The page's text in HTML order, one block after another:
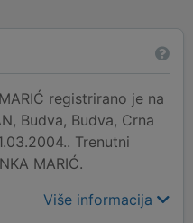
registrirano je na
Budva, Budva, Crna
Trenutni
MARIĆ.
Više informacija